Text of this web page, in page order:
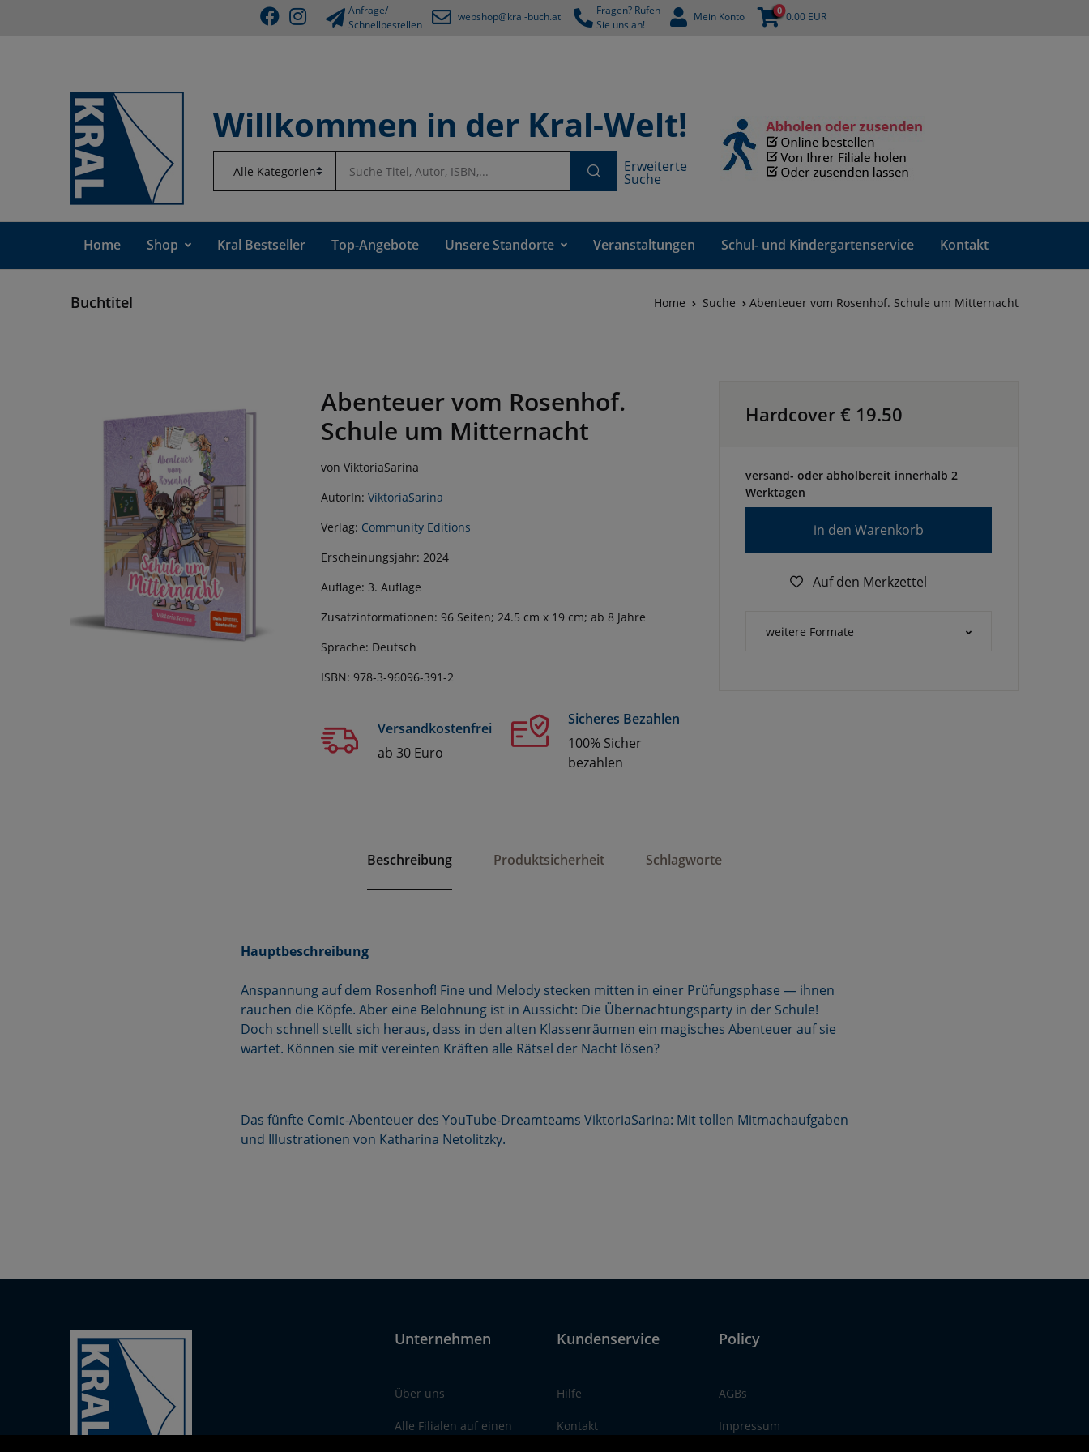
Anfrage/
Schnellbestellen
webshop@kral-buch.at
Fragen? Rufen
Sie uns an!
Mein Konto 0 0.00EUR
Willkommen in der Kral-Welt!
Erweiterte
Suche
Home Shop Kral Bestseller Top-Angebote Unsere Standorte Veranstaltungen Schul- und Kindergartenservice Kontakt
Buchtitel Home Suche Abenteuer vom Rosenhof. Schule um Mitternacht
Abenteuer vom Rosenhof.
Schule um Mitternacht
von ViktoriaSarina
AutorIn: ViktoriaSarina
Verlag: Community Editions
Erscheinungsjahr: 2024
Auflage: 3. Auflage
Zusatzinformationen: 96 Seiten; 24.5 cm x 19 cm; ab 8 Jahre
Sprache: Deutsch
ISBN: 978-3-96096-391-2
Versandkostenfrei
ab 30 Euro
Sicheres Bezahlen
100% Sicher
bezahlen
Hardcover € 19.50
versand- oder abholbereit innerhalb 2
Werktagen
in den Warenkorb
Auf den Merkzettel
weitere Formate
Beschreibung Produktsicherheit Schlagworte
Hauptbeschreibung
Anspannung auf dem Rosenhof! Fine und Melody stecken mitten in einer Prüfungsphase — ihnen
rauchen die Köpfe. Aber eine Belohnung ist in Aussicht: Die Übernachtungsparty in der Schule!
Doch schnell stellt sich heraus, dass in den alten Klassenräumen ein magisches Abenteuer auf sie
wartet. Können sie mit vereinten Kräften alle Rätsel der Nacht lösen?
Das fünfte Comic-Abenteuer des YouTube-Dreamteams ViktoriaSarina: Mit tollen Mitmachaufgaben
und Illustrationen von Katharina Netolitzky.
Unternehmen
Über uns
Alle Filialen auf einen
Kundenservice
Hilfe
Kontakt
Policy
AGBs
Impressum